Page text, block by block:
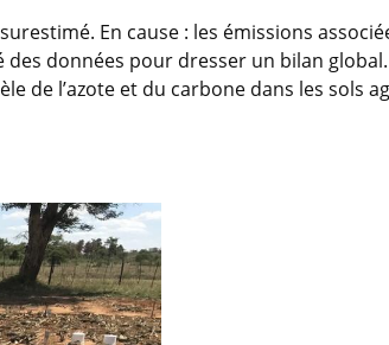
En cause : les émissions
données pour dresser un bilan global.
de l’azote et du carbone dans les sols